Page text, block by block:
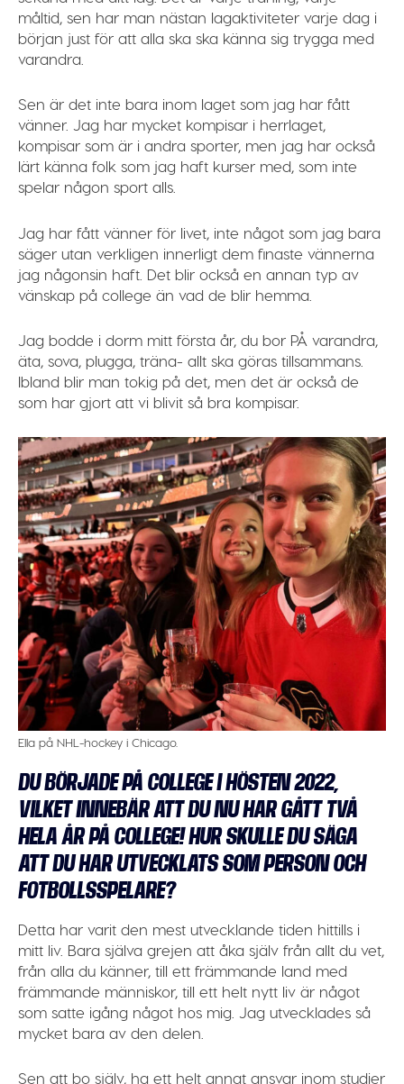
måltid, sen har man nästan lagaktiviteter varje dag i
början just för att alla ska ska känna sig trygga med
varandra.
Sen är det inte bara inom laget som jag har fått
vänner. Jag har mycket kompisar i herrlaget,
kompisar som är i andra sporter, men jag har också
lärt känna folk som jag haft kurser med, som inte
spelar någon sport alls.
Jag har fått vänner för livet, inte något som jag bara
säger utan verkligen innerligt dem finaste vännerna
jag någonsin haft. Det blir också en annan typ av
vänskap på college än vad de blir hemma.
Jag bodde i dorm mitt första år, du bor PÅ varandra,
äta, sova, plugga, träna- allt ska göras tillsammans.
Ibland blir man tokig på det, men det är också de
som har gjort att vi blivit så bra kompisar.
Ella på NHL-hockey i Chicago.
DU BÖRJADE PÅ COLLEGE I HÖSTEN 2022,
VILKET INNEBÄR ATT DU NU HAR GÅTT TVÅ
HELA ÅR PÅ COLLEGE! HUR SKULLE DU SÄGA
ATT DU HAR UTVECKLATS SOM PERSON OCH
FOTBOLLSSPELARE?
Detta har varit den mest utvecklande tiden hittills i
mitt liv. Bara själva grejen att åka själv från allt du vet,
från alla du känner, till ett främmande land med
främmande människor, till ett helt nytt liv är något
som satte igång något hos mig. Jag utvecklades så
mycket bara av den delen.
Sen att bo själv, ha ett helt annat ansvar inom studier